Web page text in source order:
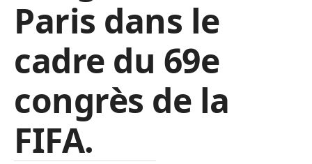
Paris dans le
cadre du 69e
congrès de la
FIFA.